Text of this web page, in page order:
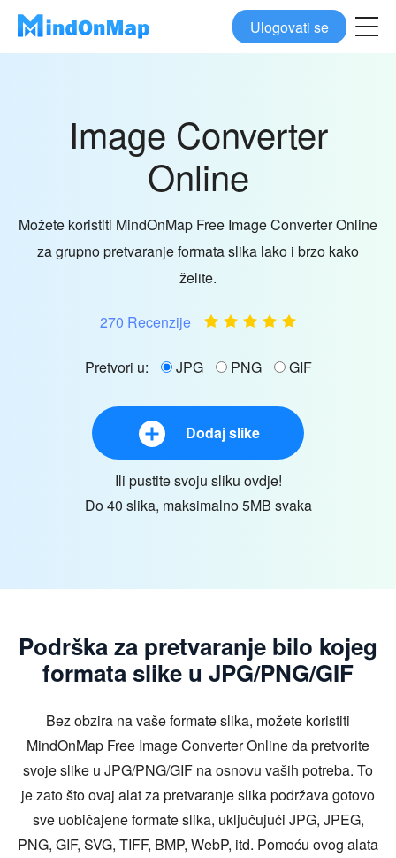
Ulogovati se
Image Converter
Online
Možete koristiti MindOnMap Free Image Converter Online
za grupno pretvaranje formata slika lako i brzo kako
želite.
270 Recenzije
Pretvori u: JPG PNG GIF
Dodaj slike
Ili pustite svoju sliku ovdje!
Do 40 slika, maksimalno 5MB svaka
Podrška za pretvaranje bilo kojeg
formata slike u JPG/PNG/GIF
Bez obzira na vaše formate slika, možete koristiti
MindOnMap Free Image Converter Online da pretvorite
svoje slike u JPG/PNG/GIF na osnovu vaših potreba. To
je zato što ovaj alat za pretvaranje slika podržava gotovo
sve uobičajene formate slika, uključujući JPG, JPEG,
PNG, GIF, SVG, TIFF, BMP, WebP, itd. Pomoću ovog alata